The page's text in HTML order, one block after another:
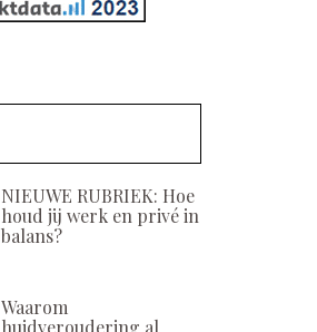
NIEUWE RUBRIEK: Hoe
houd jij werk en privé in
balans?
Waarom
huidveroudering al